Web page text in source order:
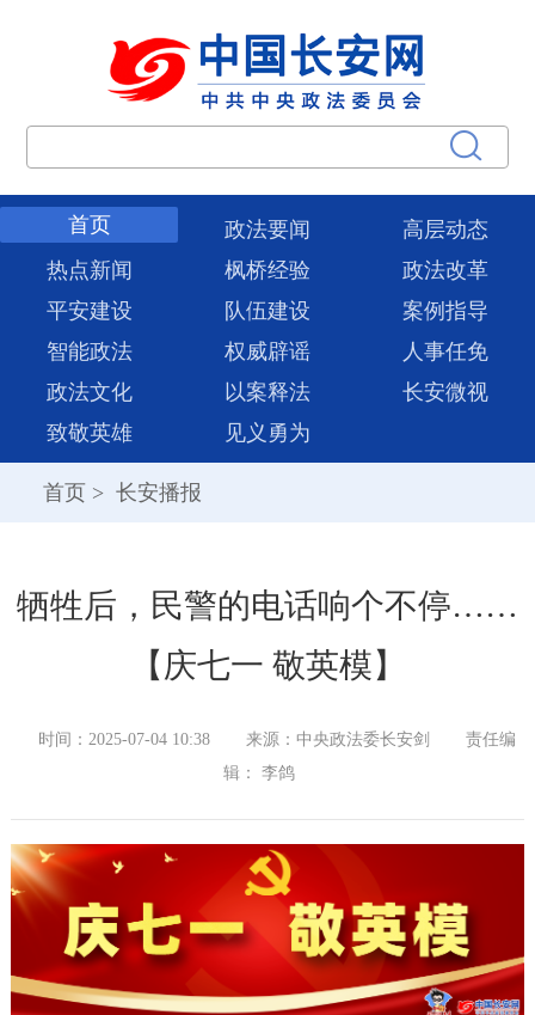
首页 政法要闻
高层动态
热点新闻
枫桥经验
政法改革
平安建设
队伍建设
案例指导
智能政法
权威辟谣
人事任免
政法文化
以案释法
长安微视
致敬英雄
见义勇为
首页 > 长安播报
牺牲后，民警的电话响个不停……
【庆七一 敬英模】
时间：2025-07-04 10:38 来源：中央政法委长安剑
责任编
辑： 李鸽